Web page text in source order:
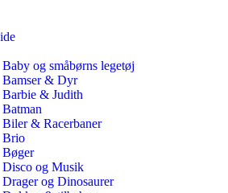
Baby og småbørns legetøj
Bamser & Dyr
Barbie & Judith
Batman
Biler & Racerbaner
Brio
Bøger
Disco og Musik
Drager og Dinosaurer